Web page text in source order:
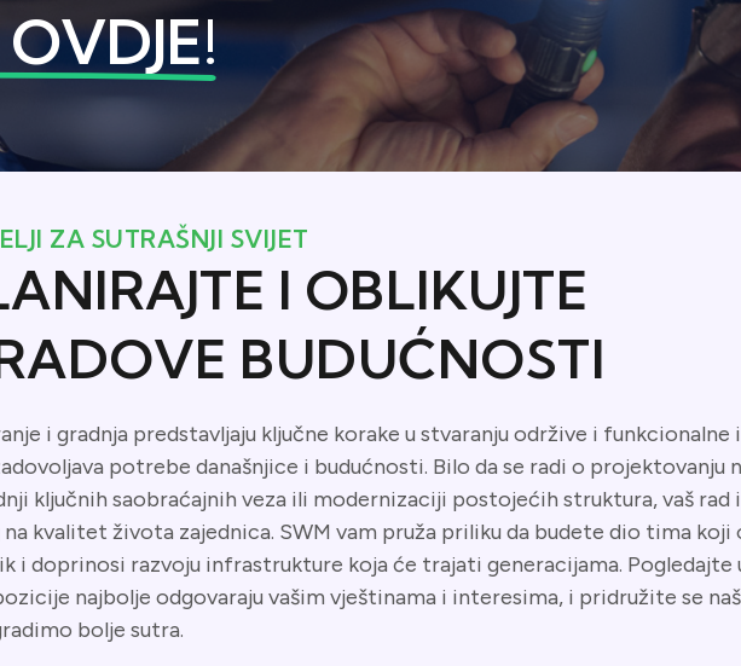
ZA SUTRAŠNJI SVIJET
I OBLIKUJTE
BUDUĆNOSTI
i gradnja predstavljaju ključne korake u stvaranju održive i
potrebe današnjice i budućnosti. Bilo da se radi o projektovanju
ključnih saobraćajnih veza ili modernizaciji postojećih struktura, vaš rad
kvalitet života zajednica. SWM vam pruža priliku da budete dio tima koji
i doprinosi razvoju infrastrukture koja će trajati generacijama. Pogledajte
najbolje odgovaraju vašim vještinama i interesima, i pridružite se
bolje sutra.